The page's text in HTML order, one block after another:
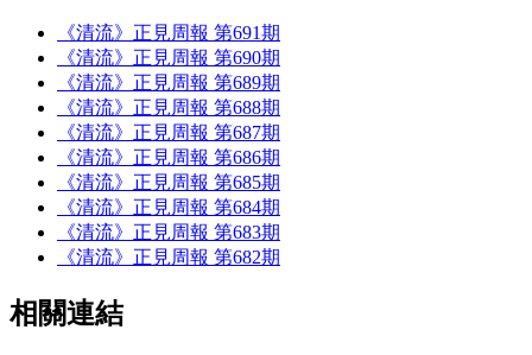
《清流》正見周報 第691期
《清流》正見周報 第690期
《清流》正見周報 第689期
《清流》正見周報 第688期
《清流》正見周報 第687期
《清流》正見周報 第686期
《清流》正見周報 第685期
《清流》正見周報 第684期
《清流》正見周報 第683期
《清流》正見周報 第682期
相關連結